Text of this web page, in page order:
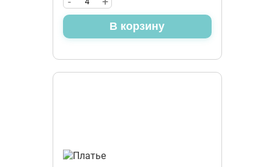
В корзину